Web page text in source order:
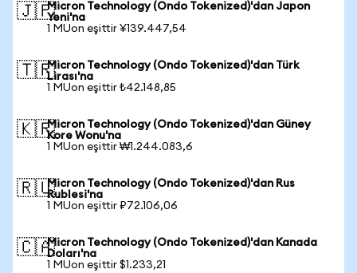
🇯🇵Micron Technology (Ondo Tokenized)'dan Japon
Yeni'na
1 MUon eşittir ¥139.447,54
🇹🇷Micron Technology (Ondo Tokenized)'dan Türk
Lirası'na
1 MUon eşittir ₺42.148,85
🇰🇷Micron Technology (Ondo Tokenized)'dan Güney
Kore Wonu'na
1 MUon eşittir ₩1.244.083,6
🇷🇺Micron Technology (Ondo Tokenized)'dan Rus
Rublesi'na
1 MUon eşittir ₽72.106,06
🇨🇦Micron Technology (Ondo Tokenized)'dan Kanada
Doları'na
1 MUon eşittir $1.233,21